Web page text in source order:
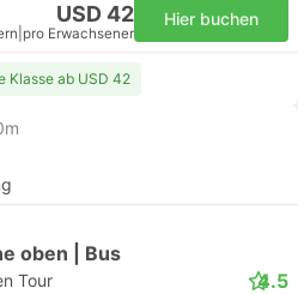
USD 42
pro Erwachsener
Hier buchen
Klasse ab USD 42
oben | Bus
Tour 4.5